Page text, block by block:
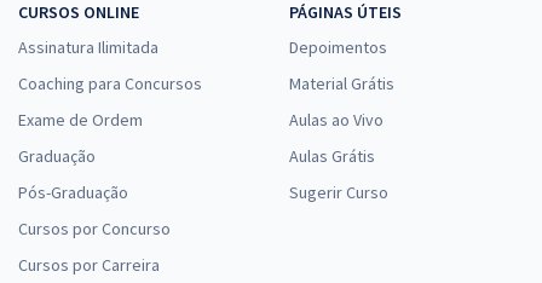
CURSOS ONLINE
Assinatura Ilimitada
Coaching para Concursos
Exame de Ordem
Graduação
Pós-Graduação
Cursos por Concurso
Cursos por Carreira
PÁGINAS ÚTEIS
Depoimentos
Material Grátis
Aulas ao Vivo
Aulas Grátis
Sugerir Curso